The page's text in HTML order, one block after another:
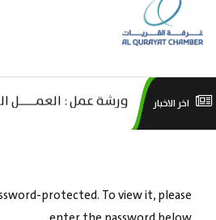
التقديم
اخر الاخبار ورشة عمل : العمـــــل
protected. To view it, please